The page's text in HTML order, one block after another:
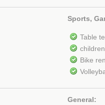
Sports,
Table
Bike
General: